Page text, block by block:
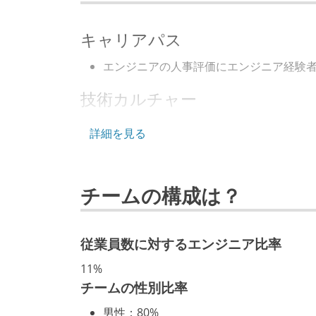
フレームワーク django
データベース
その他
キャリアパス
エンジニアの人事評価にエンジニア経験
技術カルチャー
CTO またはそれに準じる、技術やワーク
取締役（社内）または執行役員として、
開発メンバーの裁量
企画を決定する場に、実装を担当する開
全体のスケジュール管理は、途中の成果
詳細を見る
チームの構成は？
従業員数に対するエンジニア比率
11%
チームの性別比率
男性 ： 80%